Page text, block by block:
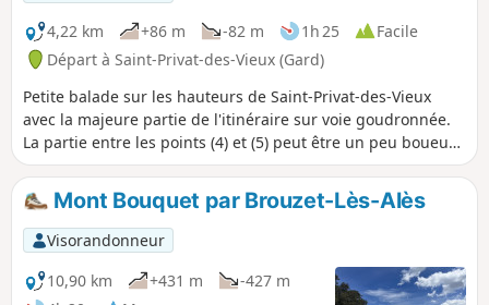
4,22 km
+86 m -82 m 1h 25
Facile
Départ à Saint-Privat-des-Vieux (Gard)
Petite balade sur les hauteurs de Saint-Privat-des-Vieux
avec la majeure partie de l'itinéraire sur voie goudronnée.
La partie entre les points (4) et (5) peut être un peu boueuse
après les périodes de pluie.°°
Mont Bouquet par Brouzet-Lès-Alès
Visorandonneur
10,90 km
+431 m
-427 m